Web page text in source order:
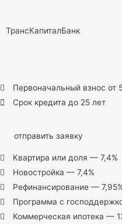
ТрансКапиталБанк
Первоначальный взнос от
Срок кредита до 25 лет
отправить заявку
Квартира или доля — 7,4%
Новостройка — 7,4%
Рефинансирование —
Программа с
Коммерческая ипотека —